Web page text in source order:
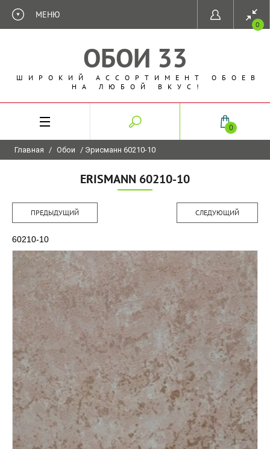
МЕНЮ
0
ОБОИ 33
ШИРОКИЙ АССОРТИМЕНТ ОБОЕВ
НА ЛЮБОЙ ВКУС!
0
Главная / Обои / Эрисманн 60210-10
ERISMANN 60210-10
ПРЕДЫДУЩИЙ СЛЕДУЮЩИЙ
60210-10